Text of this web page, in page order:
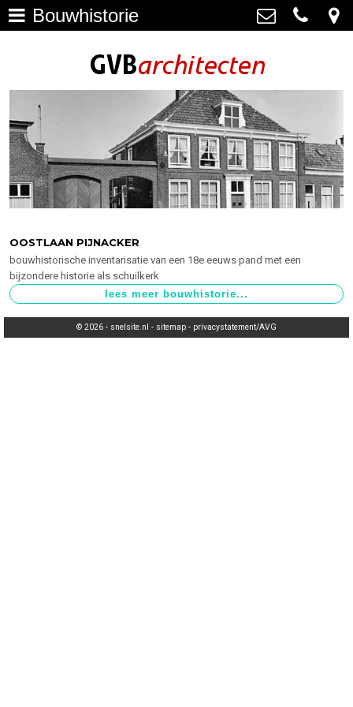
Bouwhistorie >
Onderhoud >
impressie oudere projecten >
Actueel >
Contact >
GVB architecten
Haagweg 4-G3, 2311 AA Leiden
info@gvbarchitecten.nl
Bouwhistorie
OOSTLAAN PIJNACKER
bouwhistorische inventarisatie van een 18e eeuws pand met een
bijzondere historie als schuilkerk
© 2026 - snelsite.nl - sitemap - privacystatement/AVG